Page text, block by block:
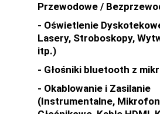
Przewodowe /
- Oświetlenie
Lasery, Stroboskopy,
itp.)
- Głośniki bluetooth z
- Okablowanie i Zasilanie
(Instrumentalne,